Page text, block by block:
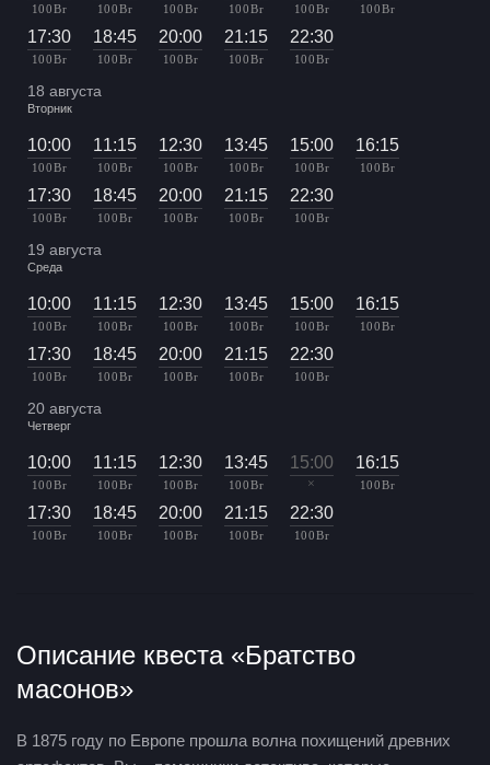
100 Br 100 Br 100 Br 100 Br 100 Br 100 Br
17:30
100 Br
18:45
100 Br
20:00
100 Br
21:15
100 Br
22:30
100 Br
18 августа
Вторник
10:00
100 Br
11:15
100 Br
12:30
100 Br
13:45
100 Br
15:00
100 Br
16:15
100 Br
17:30
100 Br
18:45
100 Br
20:00
100 Br
21:15
100 Br
22:30
100 Br
19 августа
Среда
10:00
100 Br
11:15
100 Br
12:30
100 Br
13:45
100 Br
15:00
100 Br
16:15
100 Br
17:30
100 Br
18:45
100 Br
20:00
100 Br
21:15
100 Br
22:30
100 Br
20 августа
Четверг
10:00
100 Br
11:15
100 Br
12:30
100 Br
13:45
100 Br
15:00
×
16:15
100 Br
17:30
100 Br
18:45
100 Br
20:00
100 Br
21:15
100 Br
22:30
100 Br
Описание квеста «Братство
масонов»
В 1875 году по Европе прошла волна похищений древних